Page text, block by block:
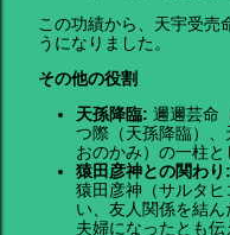
この功績から、天宇受売
うになりました。
その他の役割
天孫降臨: 邇邇芸命
つ際（天孫降臨）
おのかみ）の一柱と
猿田彦神との関わり:
猿田彦神（サルタ
い、友人関係を結
夫婦になったとも伝